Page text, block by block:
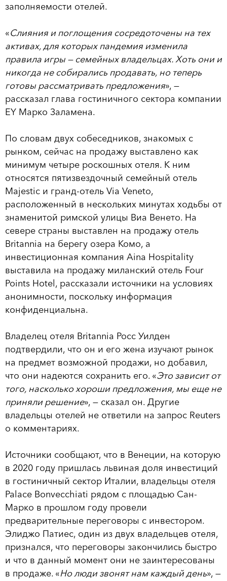
заполняемости отелей.
«Слияния и поглощения сосредоточены на тех
активах, для которых пандемия изменила
правила игры — семейных владельцах. Хоть они и
никогда не собирались продавать, но теперь
готовы рассматривать предложения», —
рассказал глава гостиничного сектора компании
EY Марко Заламена.
По словам двух собеседников, знакомых с
рынком, сейчас на продажу выставлено как
минимум четыре роскошных отеля. К ним
относятся пятизвездочный семейный отель
Majestic и гранд-отель Via Veneto,
расположенный в нескольких минутах ходьбы от
знаменитой римской улицы Виа Венето. На
севере страны выставлен на продажу отель
Britannia на берегу озера Комо, а
инвестиционная компания Aina Hospitality
выставила на продажу миланский отель Four
Points Hotel, рассказали источники на условиях
анонимности, поскольку информация
конфиденциальна.
Владелец отеля Britannia Росс Уилден
подтвердили, что он и его жена изучают рынок
на предмет возможной продажи, но добавил,
что они надеются сохранить его. «Это зависит от
того, насколько хороши предложения, мы еще не
приняли решение», — сказал он. Другие
владельцы отелей не ответили на запрос Reuters
о комментариях.
Источники сообщают, что в Венеции, на которую
в 2020 году пришлась львиная доля инвестиций
в гостиничный сектор Италии, владельцы отеля
Palace Bonvecchiati рядом с площадью Сан-
Марко в прошлом году провели
предварительные переговоры с инвестором.
Элиджо Патиес, один из двух владельцев отеля,
признался, что переговоры закончились быстро
и что в данный момент они не заинтересованы
в продаже. «Но люди звонят нам каждый день», —